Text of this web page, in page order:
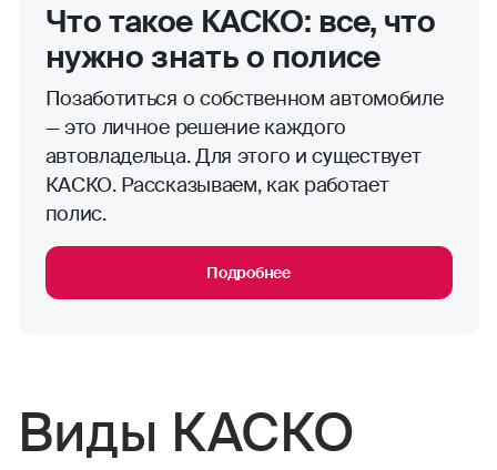
Что такое КАСКО: все, что
нужно знать о полисе
Позаботиться о собственном автомобиле
— это личное решение каждого
автовладельца. Для этого и существует
КАСКО. Рассказываем, как работает
полис.
Подробнее
Виды КАСКО